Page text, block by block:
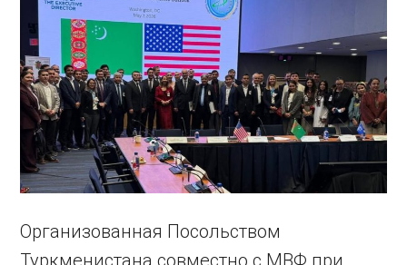
Организованная Посольством